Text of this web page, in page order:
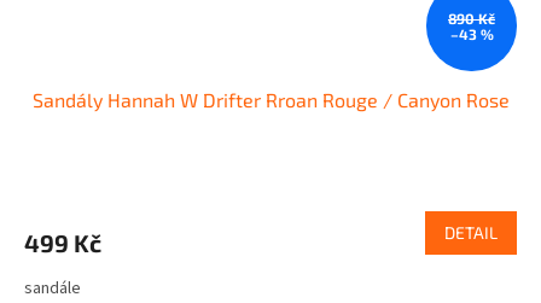
890 Kč
–43 %
Sandály Hannah W Drifter Rroan Rouge / Canyon Rose
499 Kč DETAIL
sandále